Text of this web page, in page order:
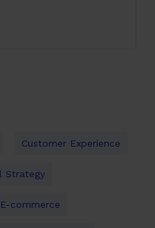
Customer Experience
Strategy
E-commerce